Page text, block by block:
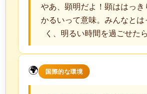
やあ、顕明だよ！顕ははっき
かるいって意味。みんなとは
く、明るい時間を過ごせた
🌍 国際的な環境